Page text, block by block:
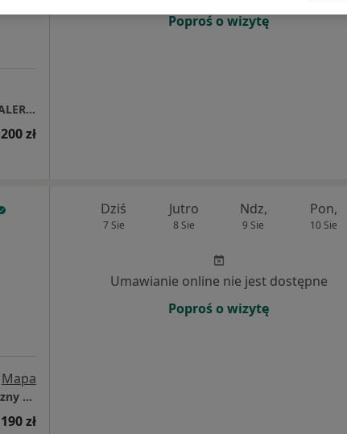
Gabinet Psychologiczno-Pedagogiczny EWA MALERCZYK
200 zł
Poproś o wizytę
Mapa
SERCE I ROZUM Prywatny Gabinet Psychologiczny Alicja Zdańkowska
190 zł
Dziś
7 Sie
Jutro
8 Sie
Ndz,
9 Sie
Pon,
10 Sie
Umawianie online nie jest dostępne
Poproś o wizytę